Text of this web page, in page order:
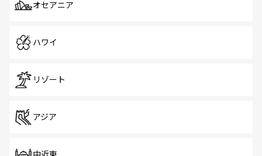
オセアニア
ハワイ
リゾート
アジア